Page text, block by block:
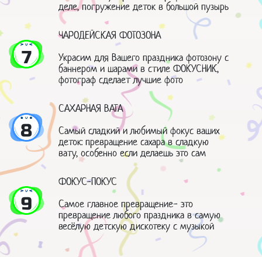
деле, погружение деток в большой пузырь
7
ЧАРОДЕЙСКАЯ ФОТОЗОНА
Украсим для Вашего праздника фотозону с
баннером и шарами в стиле ФОКУСНИК,
фотограф сделает лучшие фото
8
САХАРНАЯ ВАТА
Самый сладкий и любимый фокус ваших
деток: превращение сахара в сладкую
вату, особенно если делаешь это сам
9
ФОКУС-ПОКУС
Самое главное превращение- это
превращение любого праздника в самую
весёлую детскую дискотеку с музыкой